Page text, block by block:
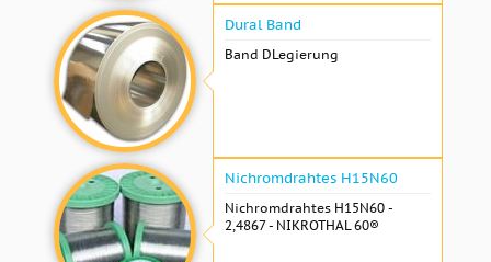
Dural Band
Band DLegierung
Nichromdrahtes H15N60
Nichromdrahtes H15N60 -
2,4867 - NIKROTHAL 60®